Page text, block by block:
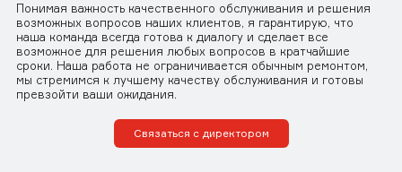
Понимая важность качественного обслуживания и решения
возможных вопросов наших клиентов, я гарантирую, что
наша команда всегда готова к диалогу и сделает все
возможное для решения любых вопросов в кратчайшие
сроки. Наша работа не ограничивается обычным ремонтом,
мы стремимся к лучшему качеству обслуживания и готовы
превзойти ваши ожидания.
Связаться с директором